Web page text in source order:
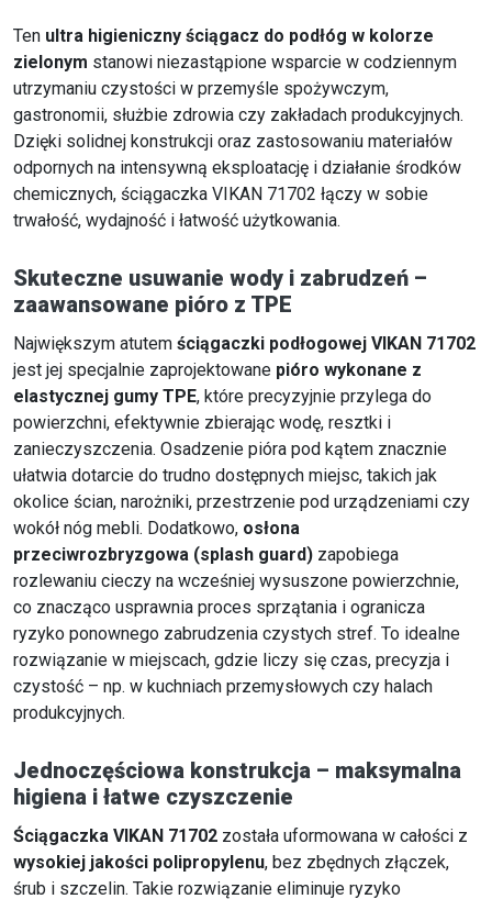
Ten ultra higieniczny ściągacz do podłóg w kolorze
zielonym stanowi niezastąpione wsparcie w codziennym
utrzymaniu czystości w przemyśle spożywczym,
gastronomii, służbie zdrowia czy zakładach produkcyjnych.
Dzięki solidnej konstrukcji oraz zastosowaniu materiałów
odpornych na intensywną eksploatację i działanie środków
chemicznych, ściągaczka VIKAN 71702 łączy w sobie
trwałość, wydajność i łatwość użytkowania.
Skuteczne usuwanie wody i zabrudzeń –
zaawansowane pióro z TPE
Największym atutem ściągaczki podłogowej VIKAN 71702
jest jej specjalnie zaprojektowane pióro wykonane z
elastycznej gumy TPE, które precyzyjnie przylega do
powierzchni, efektywnie zbierając wodę, resztki i
zanieczyszczenia. Osadzenie pióra pod kątem znacznie
ułatwia dotarcie do trudno dostępnych miejsc, takich jak
okolice ścian, narożniki, przestrzenie pod urządzeniami czy
wokół nóg mebli. Dodatkowo, osłona
przeciwrozbryzgowa (splash guard) zapobiega
rozlewaniu cieczy na wcześniej wysuszone powierzchnie,
co znacząco usprawnia proces sprzątania i ogranicza
ryzyko ponownego zabrudzenia czystych stref. To idealne
rozwiązanie w miejscach, gdzie liczy się czas, precyzja i
czystość – np. w kuchniach przemysłowych czy halach
produkcyjnych.
Jednoczęściowa konstrukcja – maksymalna
higiena i łatwe czyszczenie
Ściągaczka VIKAN 71702 została uformowana w całości z
wysokiej jakości polipropylenu, bez zbędnych złączek,
śrub i szczelin. Takie rozwiązanie eliminuje ryzyko